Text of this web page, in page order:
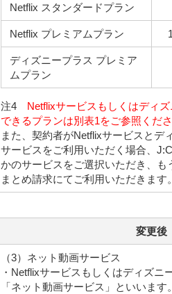
Netflix スタンダードプラン
Netflix プレミアムプラン
ディズニープラス プレミア
ムプラン
注4 Netflixサービスもしくはディ
できるプランは別表1をご参照くださ
また、契約者がNetflixサービスとデ
サービスをご利用いただく場合、
かのサービスをご選択いただき、
まとめ請求にてご利用いただきます。
変更後
（3）ネット動画サービス
・Netflixサービスもしくはディズニ
「ネット動画サービス」といいま